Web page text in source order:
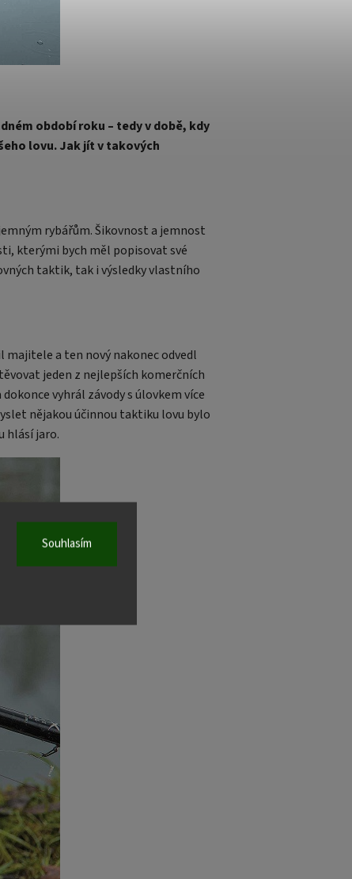
Souhlasím
období roku – tedy v době, kdy
lovu. Jak jít v takových
rybářům. Šikovnost a jemnost
kterými bych měl popisovat své
taktik, tak i výsledky vlastního
a ten nový nakonec odvedl
jeden z nejlepších komerčních
vyhrál závody s úlovkem více
nějakou účinnou taktiku lovu bylo
hlásí jaro.